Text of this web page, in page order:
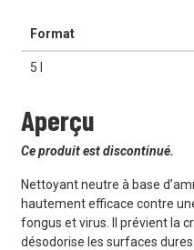
Format
5 l
Aperçu
Ce produit est discontinué.
Nettoyant neutre à base
hautement efficace contre
fongus et virus. Il prévient la
désodorise les surfaces dures